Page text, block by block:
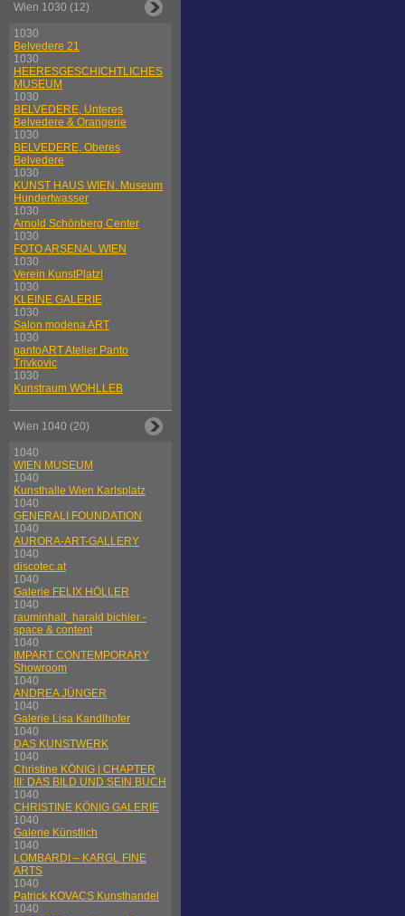
Wien 1030 (12)
1030
Belvedere 21
1030
HEERESGESCHICHTLICHES
MUSEUM
1030
BELVEDERE, Unteres
Belvedere & Orangerie
1030
BELVEDERE, Oberes
Belvedere
1030
KUNST HAUS WIEN. Museum
Hundertwasser
1030
Arnold Schönberg Center
1030
FOTO ARSENAL WIEN
1030
Verein KunstPlatzl
1030
KLEINE GALERIE
1030
Salon modena ART
1030
pantoART Atelier Panto
Trivkovic
1030
Kunstraum WOHLLEB
Wien 1040 (20)
1040
WIEN MUSEUM
1040
Kunsthalle Wien Karlsplatz
1040
GENERALI FOUNDATION
1040
AURORA-ART-GALLERY
1040
discotec.at
1040
Galerie FELIX HÖLLER
1040
rauminhalt_harald bichler -
space & content
1040
IMPART CONTEMPORARY
Showroom
1040
ANDREA JÜNGER
1040
Galerie Lisa Kandlhofer
1040
DAS KUNSTWERK
1040
Christine KÖNIG | CHAPTER
III: DAS BILD UND SEIN BUCH
1040
CHRISTINE KÖNIG GALERIE
1040
Galerie Künstlich
1040
LOMBARDI – KARGL FINE
ARTS
1040
Patrick KOVACS Kunsthandel
1040